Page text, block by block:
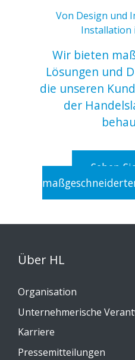
Von Design und
Installation
Wir bieten
Lösungen und
die unseren
der
Sehen
Über HL
Organisation
Unternehmerische
Karriere
Pressemitteilungen